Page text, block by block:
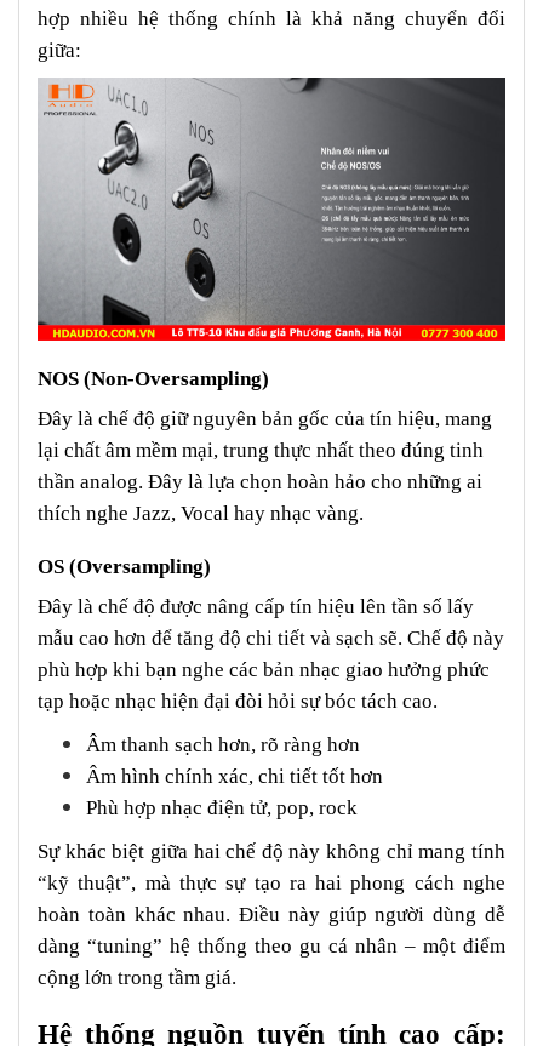
hợp nhiều hệ thống chính là khả năng chuyển đổi
giữa:
NOS (Non-Oversampling)
Đây là chế độ giữ nguyên bản gốc của tín hiệu, mang
lại chất âm mềm mại, trung thực nhất theo đúng tinh
thần analog. Đây là lựa chọn hoàn hảo cho những ai
thích nghe Jazz, Vocal hay nhạc vàng.
OS (Oversampling)
Đây là chế độ được nâng cấp tín hiệu lên tần số lấy
mẫu cao hơn để tăng độ chi tiết và sạch sẽ. Chế độ này
phù hợp khi bạn nghe các bản nhạc giao hưởng phức
tạp hoặc nhạc hiện đại đòi hỏi sự bóc tách cao.
Âm thanh sạch hơn, rõ ràng hơn
Âm hình chính xác, chi tiết tốt hơn
Phù hợp nhạc điện tử, pop, rock
Sự khác biệt giữa hai chế độ này không chỉ mang tính
“kỹ thuật”, mà thực sự tạo ra hai phong cách nghe
hoàn toàn khác nhau. Điều này giúp người dùng dễ
dàng “tuning” hệ thống theo gu cá nhân – một điểm
cộng lớn trong tầm giá.
Hệ thống nguồn tuyến tính cao cấp: